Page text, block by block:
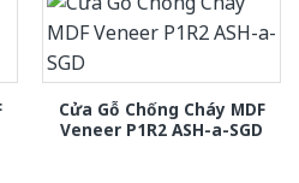
Cửa Gỗ Chống Cháy MDF
Veneer P1R2 ASH-a-SGD